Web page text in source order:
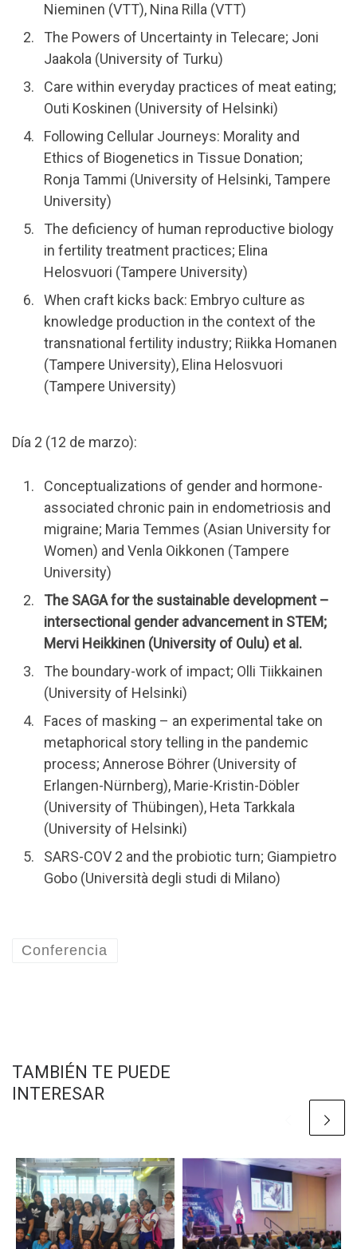
Nieminen (VTT), Nina Rilla (VTT)
The Powers of Uncertainty in Telecare; Joni
Jaakola (University of Turku)
Care within everyday practices of meat eating;
Outi Koskinen (University of Helsinki)
Following Cellular Journeys: Morality and
Ethics of Biogenetics in Tissue Donation;
Ronja Tammi (University of Helsinki, Tampere
University)
The deficiency of human reproductive biology
in fertility treatment practices; Elina
Helosvuori (Tampere University)
When craft kicks back: Embryo culture as
knowledge production in the context of the
transnational fertility industry; Riikka Homanen
(Tampere University), Elina Helosvuori
(Tampere University)
Día 2 (12 de marzo):
Conceptualizations of gender and hormone-
associated chronic pain in endometriosis and
migraine; Maria Temmes (Asian University for
Women) and Venla Oikkonen (Tampere
University)
The SAGA for the sustainable development –
intersectional gender advancement in STEM;
Mervi Heikkinen (University of Oulu) et al.
The boundary-work of impact; Olli Tiikkainen
(University of Helsinki)
Faces of masking – an experimental take on
metaphorical story telling in the pandemic
process; Annerose Böhrer (University of
Erlangen-Nürnberg), Marie-Kristin-Döbler
(University of Thübingen), Heta Tarkkala
(University of Helsinki)
SARS-COV 2 and the probiotic turn; Giampietro
Gobo (Università degli studi di Milano)
Conferencia
TAMBIÉN TE PUEDE
INTERESAR